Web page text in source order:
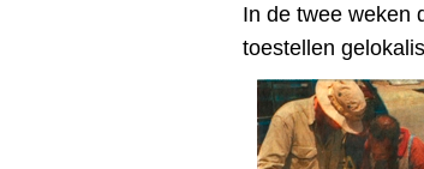
In de twee weken
toestellen